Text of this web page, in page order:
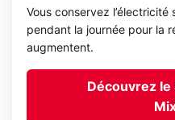
Vous conservez
pendant la journée pour la
augmentent.
Découvrez